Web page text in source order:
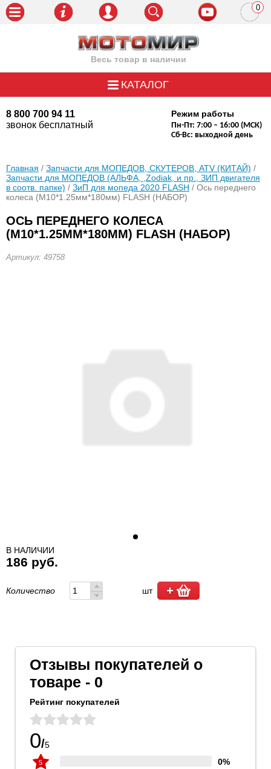
Весь товар в наличии
8 800 700 94 11
звонок бесплатный
Режим работы
Пн-Пт: 7:00 – 16:00 (МСК)
Сб-Вс: выходной день
0
КАТАЛОГ
Главная / Запчасти для МОПЕДОВ, СКУТЕРОВ, ATV (КИТАЙ) /
Запчасти для МОПЕДОВ (АЛЬФА, ,Zodiak, и пр., ЗИП двигателя
в соотв. папке) / ЗиП для мопеда 2020 FLASH / Ось переднего
колеса (М10*1.25мм*180мм) FLASH (НАБОР)
ОСЬ ПЕРЕДНЕГО КОЛЕСА
(М10*1.25ММ*180ММ) FLASH (НАБОР)
Артикул: 49758
В НАЛИЧИИ
186 руб.
Количество шт
Отзывы покупателей о
товаре - 0
Рейтинг покупателей
0/5
0%